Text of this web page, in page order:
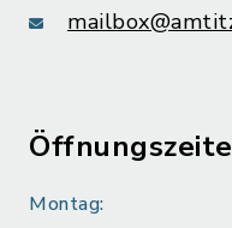
Montag: